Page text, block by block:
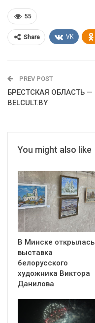
55
Share VK
PREV POST
БРЕСТСКАЯ ОБЛАСТЬ —
BELCULT.BY
You might also like
В Минске открылась
выставка
белорусского
художника Виктора
Данилова